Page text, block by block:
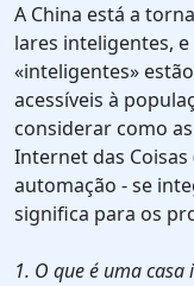
A China está a
lares inteligentes,
«inteligentes»
acessíveis à
considerar como
Internet das Coisas
automação - se
significa para os
1. O que é uma